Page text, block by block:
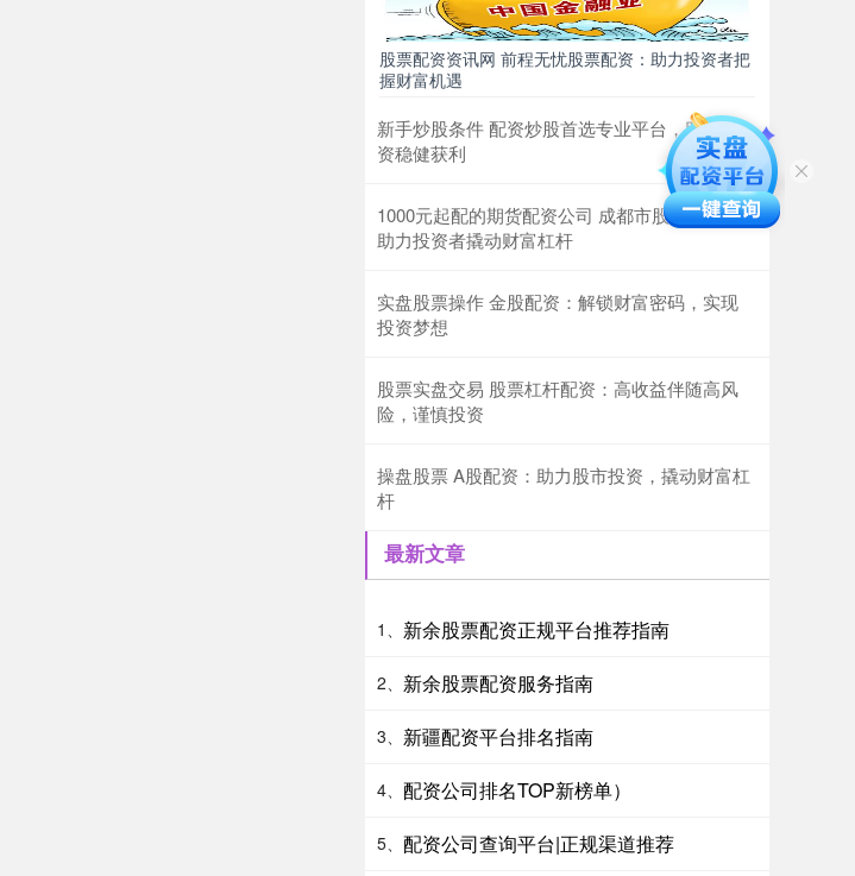
股票配资资讯网 前程无忧股票配资：助力投资者把
握财富机遇
新手炒股条件 配资炒股首选专业平台，助力投
资稳健获利
1000元起配的期货配资公司 成都市股票配资：
助力投资者撬动财富杠杆
实盘股票操作 金股配资：解锁财富密码，实现
投资梦想
股票实盘交易 股票杠杆配资：高收益伴随高风
险，谨慎投资
操盘股票 A股配资：助力股市投资，撬动财富杠
杆
最新文章
1、 新余股票配资正规平台推荐指南
2、 新余股票配资服务指南
3、 新疆配资平台排名指南
4、 配资公司排名TOP新榜单）
5、 配资公司查询平台|正规渠道推荐